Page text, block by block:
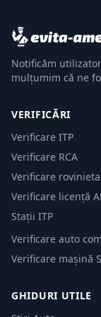
Notificăm
mulțumim că ne
VERIFICĂRI
Verificare ITP
Verificare RCA
Verificare rovinieta
Verificare licență
Stații ITP
Verificare auto
Verificare mașină
GHIDURI UTILE